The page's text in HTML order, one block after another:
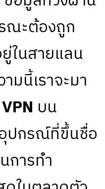
ณะต้องถูก
ในสายแลน
มนี้เราจะมา
VPN บน
ปกรณ์ที่ขึ้นชื่อ
การทำ